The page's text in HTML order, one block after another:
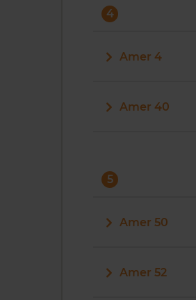
4
Amer 4
Amer 40
5
Amer 50
Amer 52